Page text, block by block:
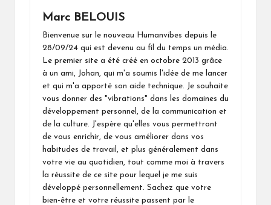
Marc BELOUIS
Bienvenue sur le nouveau Humanvibes depuis le
28/09/24 qui est devenu au fil du temps un média.
Le premier site a été créé en octobre 2013 grâce
à un ami, Johan, qui m'a soumis l'idée de me lancer
et qui m'a apporté son aide technique. Je souhaite
vous donner des "vibrations" dans les domaines du
développement personnel, de la communication et
de la culture. J'espère qu'elles vous permettront
de vous enrichir, de vous améliorer dans vos
habitudes de travail, et plus généralement dans
votre vie au quotidien, tout comme moi à travers
la réussite de ce site pour lequel je me suis
développé personnellement. Sachez que votre
bien-être et votre réussite passent par le